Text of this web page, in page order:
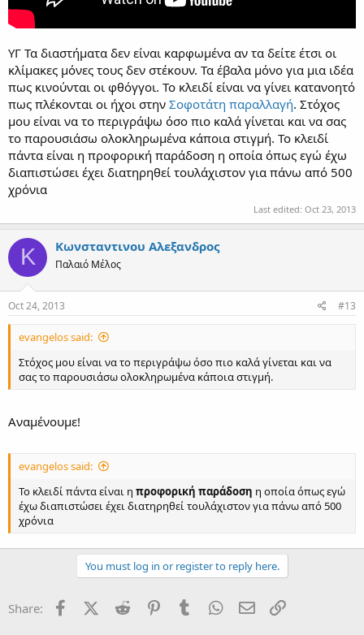
ΥΓ Τα διαστήματα δεν είναι καρφωμένα αν τα δείτε έτσι οι
κλίμακες μόνες τους δεν στέκουν. Τα έβαλα μόνο για μια ιδέα
πως κινούνται οι φθόγγοι. Το κλειδί είναι να γίνει κατανοητό
πως πλέκονται οι ήχοι στην Σοφοτάτη παραλλαγή. Στόχος
μου είναι να το περιγράψω όσο πιο καλά γίνεται και να σας
το παρουσιάσω ολοκληρωμένα κάποια στιγμή. Το κλειδί
πάντα είναι η προφορική παράδοση η οποία όπως εγώ έχω
διαπιστώσει έχει διατηρηθεί τουλάχιστον για πάνω από 500
χρόνια
Last edited: Oct 23, 2013
Κ Κωνσταντινου Αλεξανδρος
Παλαιό Μέλος
Oct 24, 2013 #13
evangelos said:
Στόχος μου είναι να το περιγράψω όσο πιο καλά γίνεται και να
σας το παρουσιάσω ολοκληρωμένα κάποια στιγμή.
Αναμένουμε!
evangelos said:
Το κλειδί πάντα είναι η προφορική παράδοση η οποία όπως εγώ
έχω διαπιστώσει έχει διατηρηθεί τουλάχιστον για πάνω από 500
χρόνια
You must log in or register to reply here.
Share: FacebookX (Twitter)
Reddit PinterestTumblr WhatsApp
Email